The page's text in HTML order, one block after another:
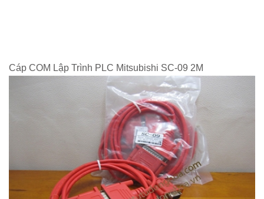
Cáp COM Lập Trình PLC Mitsubishi SC-09 2M